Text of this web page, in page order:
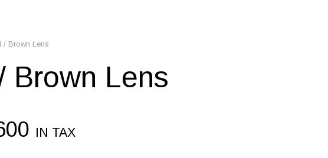
/ Brown Lens
Brown Lens
IN TAX